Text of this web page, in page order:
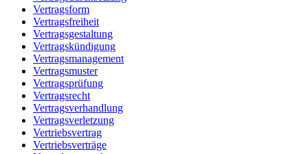
Vertragsform
Vertragsfreiheit
Vertragsgestaltung
Vertragskündigung
Vertragsmanagement
Vertragsmuster
Vertragsprüfung
Vertragsrecht
Vertragsverhandlung
Vertragsverletzung
Vertriebsvertrag
Vertriebsverträge